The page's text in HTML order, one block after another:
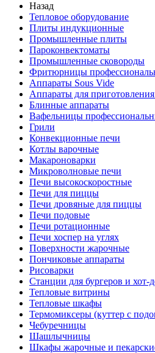
Назад
Тепловое оборудование
Плиты индукционные
Промышленные плиты
Пароконвектоматы
Промышленные сковороды
Фритюрницы
Аппараты Sous Vide
Аппараты для
Блинные аппараты
Вафельницы
Грили
Конвекционные печи
Котлы варочные
Макароноварки
Микроволновые печи
Печи высокоскоростные
Печи для пиццы
Печи дровяные для пиццы
Печи подовые
Печи ротационные
Печи хоспер на углях
Поверхности жарочные
Пончиковые аппараты
Рисоварки
Станции для бургеров и хот-
Тепловые витрины
Тепловые шкафы
Термомиксеры (куттер с
Чебуречницы
Шашлычницы
Шкафы жарочные и